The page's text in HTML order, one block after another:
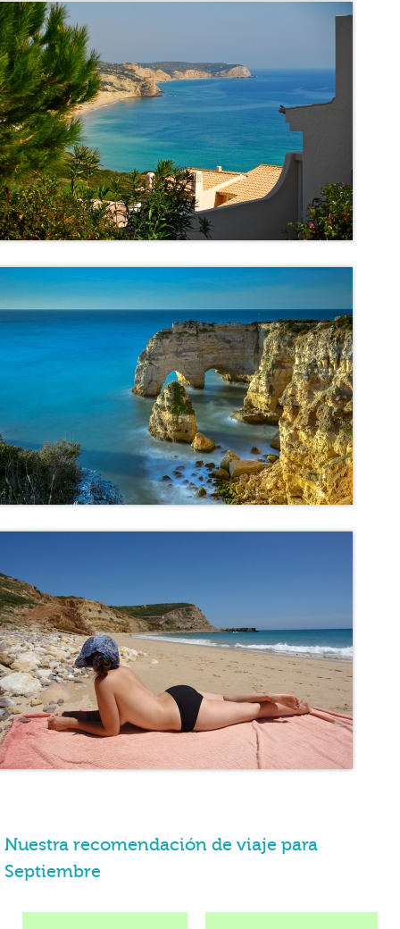
Nuestra recomendación de viaje para
Septiembre